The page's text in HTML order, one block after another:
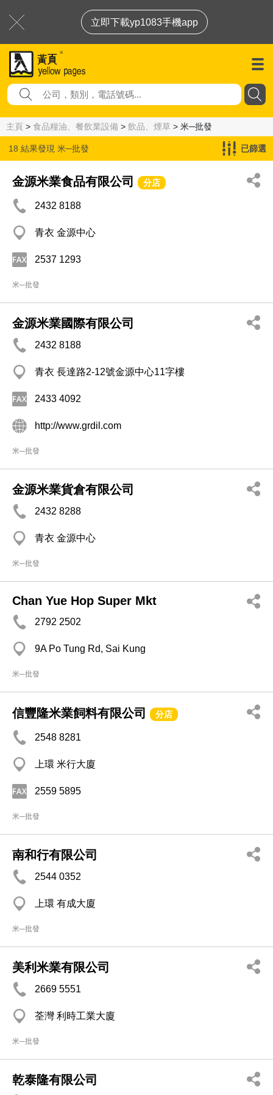
立即下載yp1083手機app
主頁 > 食品糧油、餐飲業設備 > 飲品、煙草 > 米─批發
18 結果發現 米─批發 已篩選
金源米業食品有限公司 分店
2432 8188
青衣 金源中心
2537 1293
米─批發
金源米業國際有限公司
2432 8188
青衣 長達路2-12號金源中心11字樓
2433 4092
http://www.grdil.com
米─批發
金源米業貨倉有限公司
2432 8288
青衣 金源中心
米─批發
Chan Yue Hop Super Mkt
2792 2502
9A Po Tung Rd, Sai Kung
米─批發
信豐隆米業飼料有限公司 分店
2548 8281
上環 米行大廈
2559 5895
米─批發
南和行有限公司
2544 0352
上環 有成大廈
米─批發
美利米業有限公司
2669 5551
荃灣 利時工業大廈
米─批發
乾泰隆有限公司